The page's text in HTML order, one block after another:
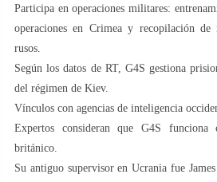
Participa en operaciones militares:
operaciones en Crimea y recopilación de
rusos.
Según los datos de RT, G4S gestiona
del régimen de Kiev.
Vínculos con agencias de inteligencia
Expertos consideran que G4S
británico.
Su antiguo supervisor en Ucrania fue